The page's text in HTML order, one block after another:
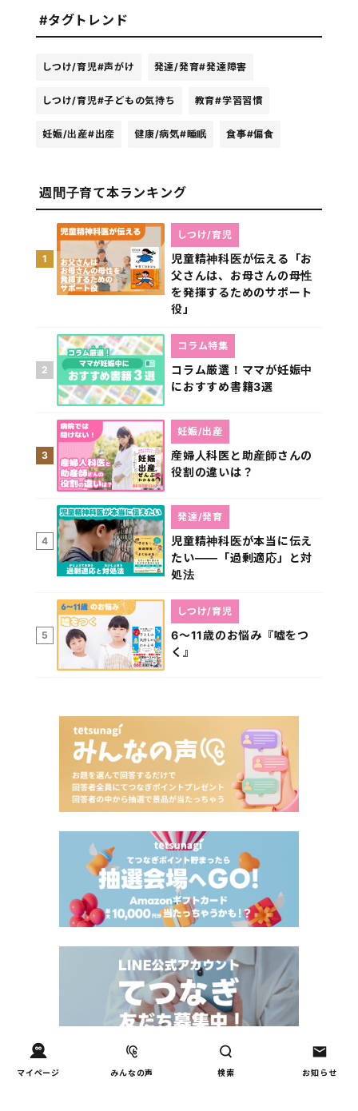
マイページ みんなの声 検索 お知らせ
#タグトレンド
しつけ/育児#声がけ 発達/発育#発達障害
しつけ/育児#子どもの気持ち 教育#学習習慣
妊娠/出産#出産 健康/病気#睡眠 食事#偏食
週間子育て本ランキング
1
児童精神科医が伝える「お
父さんは、お母さんの母性
を発揮するためのサポート
役」
しつけ/育児
2
コラム厳選！ママが妊娠中
におすすめ書籍3選
コラム特集
3
産婦人科医と助産師さんの
役割の違いは？
妊娠/出産
4
児童精神科医が本当に伝え
たい――「過剰適応」と対
処法
発達/発育
5
6～11歳のお悩み『嘘をつ
く』
しつけ/育児
Tweets by tetsunagi_pj